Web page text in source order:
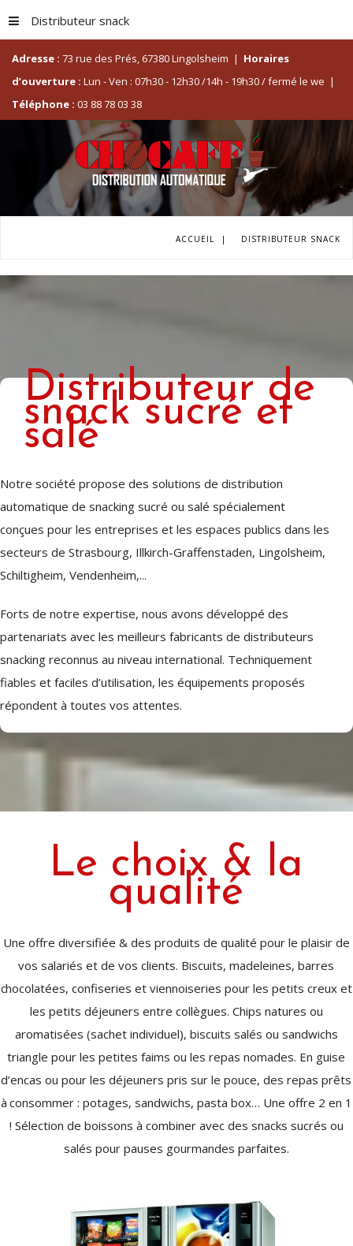
Adresse : 73 rue des Prés, 67380 Lingolsheim | Horaires
d’ouverture : Lun - Ven : 07h30 - 12h30 /14h - 19h30 / fermé le we |
Téléphone : 03 88 78 03 38
Distributeur snack
ACCUEIL | DISTRIBUTEUR SNACK
Distributeur de
snack sucré et
salé
Notre société propose des solutions de distribution
automatique de snacking sucré ou salé spécialement
conçues pour les entreprises et les espaces publics dans les
secteurs de Strasbourg, Illkirch-Graffenstaden, Lingolsheim,
Schiltigheim, Vendenheim,...
Forts de notre expertise, nous avons développé des
partenariats avec les meilleurs fabricants de distributeurs
snacking reconnus au niveau international. Techniquement
fiables et faciles d’utilisation, les équipements proposés
répondent à toutes vos attentes.
Le choix & la
qualité
Une offre diversifiée & des produits de qualité pour le plaisir de
vos salariés et de vos clients. Biscuits, madeleines, barres
chocolatées, confiseries et viennoiseries pour les petits creux et
les petits déjeuners entre collègues. Chips natures ou
aromatisées (sachet individuel), biscuits salés ou sandwichs
triangle pour les petites faims ou les repas nomades. En guise
d’encas ou pour les déjeuners pris sur le pouce, des repas prêts
à consommer : potages, sandwichs, pasta box… Une offre 2 en 1
! Sélection de boissons à combiner avec des snacks sucrés ou
salés pour pauses gourmandes parfaites.